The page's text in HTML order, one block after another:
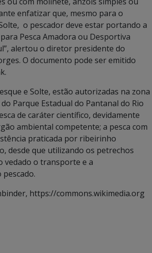
enfatizar que, mesmo para o
o pescador deve estar portando a
Pesca Amadora ou Desportiva
alertou o diretor presidente do
O documento pode ser emitido
e Solte, estão autorizadas na zona
Parque Estadual do Pantanal do Rio
de caráter científico, devidamente
ambiental competente; a pesca com
praticada por ribeirinho
desde que utilizando os petrechos
vedado o transporte e a
pescado.
https://commons.wikimedia.org